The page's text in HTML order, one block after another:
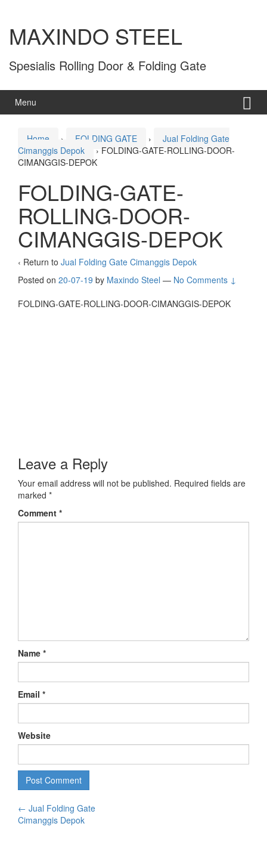
MAXINDO STEEL
Spesialis Rolling Door & Folding Gate
Menu
Home › FOLDING GATE ›
Jual Folding Gate
Cimanggis Depok
› FOLDING-GATE-ROLLING-DOOR-
CIMANGGIS-DEPOK
FOLDING-GATE-
ROLLING-DOOR-
CIMANGGIS-DEPOK
‹ Return to Jual Folding Gate Cimanggis Depok
Posted on 20-07-19 by Maxindo Steel — No Comments ↓
FOLDING-GATE-ROLLING-DOOR-CIMANGGIS-DEPOK
Leave a Reply
Your email address will not be published. Required fields are
marked *
Comment *
Name *
Email *
Website
← Jual Folding Gate
Cimanggis Depok